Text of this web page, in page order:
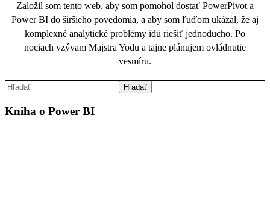
Založil som tento web, aby som pomohol dostať PowerPivot a
Power BI do širšieho povedomia, a aby som ľuďom ukázal, že aj
komplexné analytické problémy idú riešiť jednoducho. Po
nociach vzývam Majstra Yodu a tajne plánujem ovládnutie
vesmíru.
Kniha o Power BI